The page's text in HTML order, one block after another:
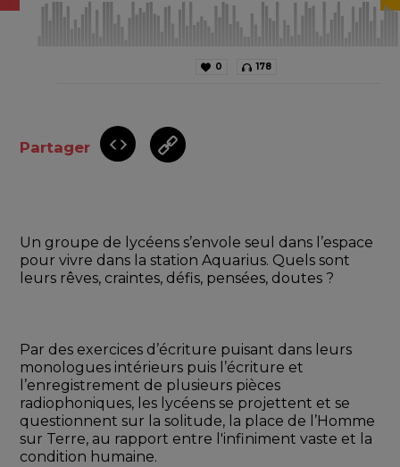
0 178
Partager
Un groupe de lycéens s’envole seul dans l’espace
pour vivre dans la station Aquarius. Quels sont
leurs rêves, craintes, défis, pensées, doutes ?
Par des exercices d’écriture puisant dans leurs
monologues intérieurs puis l’écriture et
l’enregistrement de plusieurs pièces
radiophoniques, les lycéens se projettent et se
questionnent sur la solitude, la place de l’Homme
sur Terre, au rapport entre l'infiniment vaste et la
condition humaine.